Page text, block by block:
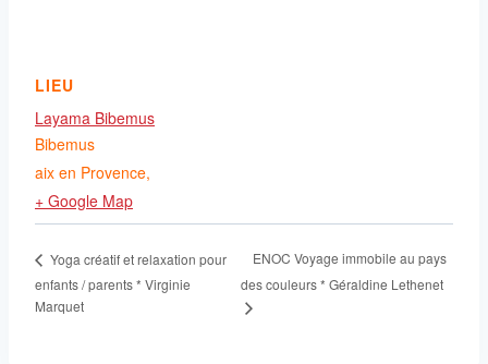
LIEU
Layama Bibemus
Bibemus
aix en Provence,
+ Google Map
Yoga créatif et relaxation pour
enfants / parents * Virginie
Marquet
ENOC Voyage immobile au pays
des couleurs * Géraldine Lethenet